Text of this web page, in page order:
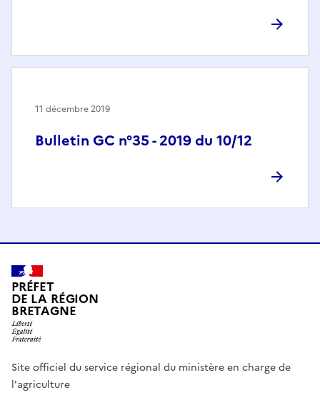
Bulletin GC n°35 - 2019 du 10/12
11 décembre 2019
PRÉFET
DE LA RÉGION
BRETAGNE
Site officiel du service régional du ministère en charge de
l'agriculture